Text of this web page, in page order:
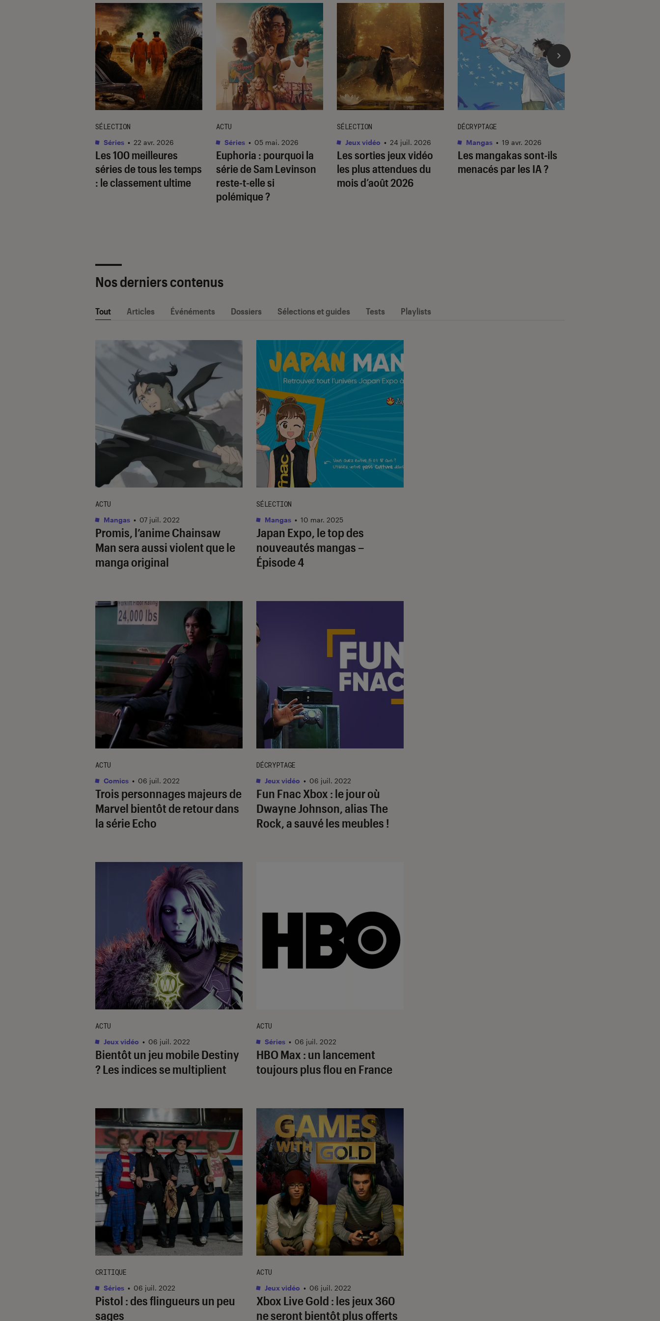
Les 100 meilleures
séries de tous les temps
: le classement ultime
SÉLECTION
Séries • 22 avr. 2026
Euphoria : pourquoi la
série de Sam Levinson
reste-t-elle si
polémique ?
ACTU
Séries • 05 mai. 2026
Les sorties jeux vidéo
les plus attendues du
mois d’août 2026
SÉLECTION
Jeux vidéo • 24 juil. 2026
Les mangakas sont-ils
menacés par les IA ?
DÉCRYPTAGE
Mangas • 19 avr. 2026
Nos derniers contenus
Tout Articles Événéments Dossiers Sélections et guides Tests Playlists
Promis, l’animeChainsaw
Mansera aussi violent que le
manga original
ACTU
Mangas • 07 juil. 2022
Japan Expo, le top des
nouveautés mangas –
Épisode 4
SÉLECTION
Mangas • 10 mar. 2025
Trois personnages majeurs de
Marvel bientôt de retour dans
la sérieEcho
ACTU
Comics • 06 juil. 2022
Fun Fnac Xbox : le jour où
Dwayne Johnson, alias The
Rock, a sauvé les meubles !
DÉCRYPTAGE
Jeux vidéo • 06 juil. 2022
Bientôt un jeu mobileDestiny
? Les indices se multiplient
ACTU
Jeux vidéo • 06 juil. 2022
HBO Max : un lancement
toujours plus flou en France
ACTU
Séries • 06 juil. 2022
Pistol : des flingueurs un peu
sages
CRITIQUE
Séries • 06 juil. 2022
Xbox Live Gold : les jeux 360
ne seront bientôt plus offerts
ACTU
Jeux vidéo • 06 juil. 2022